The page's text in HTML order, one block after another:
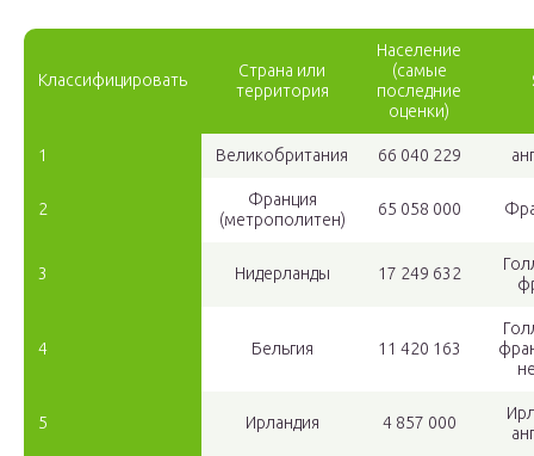
Классифицировать
Страна или
территория
Население
(самые
последние
оценки)
1 Великобритания 66 040 229
2
Франция
(метрополитен)
65 058 000
3 Нидерланды 17 249 632
4 Бельгия 11 420 163
5 Ирландия 4 857 000